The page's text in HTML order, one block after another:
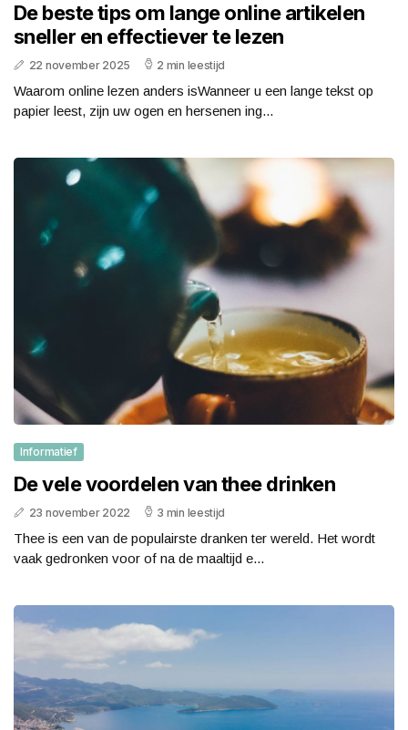
De beste tips om lange online artikelen
sneller en effectiever te lezen
22 november 2025 2 min leestijd
Waarom online lezen anders isWanneer u een lange tekst op
papier leest, zijn uw ogen en hersenen ing...
Informatief
De vele voordelen van thee drinken
23 november 2022 3 min leestijd
Thee is een van de populairste dranken ter wereld. Het wordt
vaak gedronken voor of na de maaltijd e...